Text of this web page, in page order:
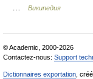
Википедия
© Academic, 2000-2026
Contactez-nous: Support
Dictionnaires exportation ,